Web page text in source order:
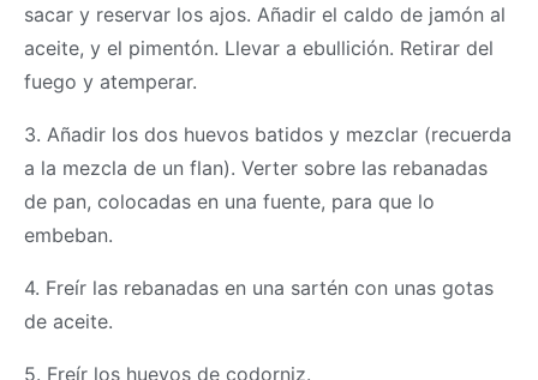
sacar y reservar los ajos. Añadir el caldo de jamón al
aceite, y el pimentón. Llevar a ebullición. Retirar del
fuego y atemperar.
3. Añadir los dos huevos batidos y mezclar (recuerda
a la mezcla de un flan). Verter sobre las rebanadas
de pan, colocadas en una fuente, para que lo
embeban.
4. Freír las rebanadas en una sartén con unas gotas
de aceite.
5. Freír los huevos de codorniz.